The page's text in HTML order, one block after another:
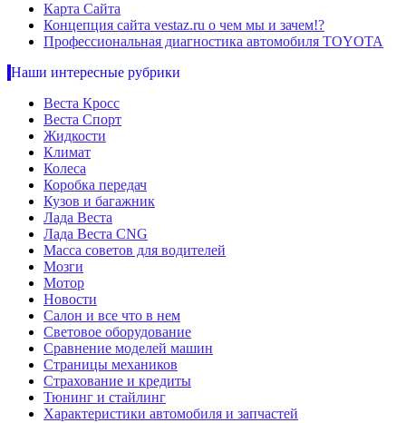
Карта Сайта
Концепция сайта vestaz.ru о чем мы и зачем!?
Профессиональная диагностика автомобиля TOYOTA
Наши интересные рубрики
Веста Кросс
Веста Спорт
Жидкости
Климат
Колеса
Коробка передач
Кузов и багажник
Лада Веста
Лада Веста CNG
Масса советов для водителей
Мозги
Мотор
Новости
Салон и все что в нем
Световое оборудование
Сравнение моделей машин
Страницы механиков
Страхование и кредиты
Тюнинг и стайлинг
Характеристики автомобиля и запчастей